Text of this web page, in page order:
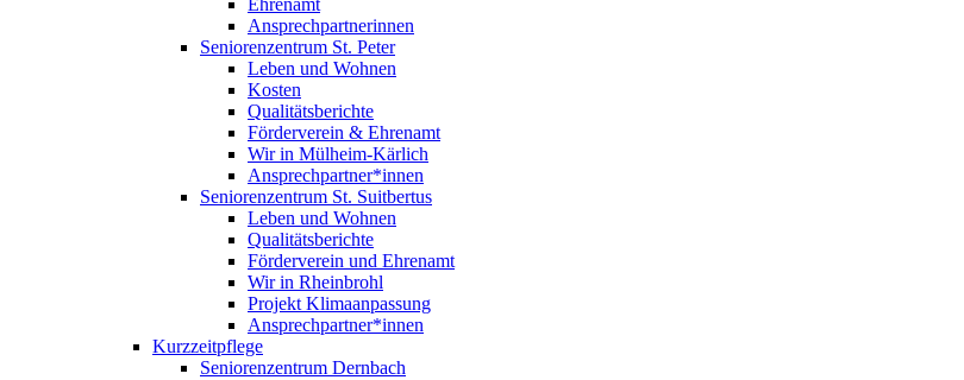
Ehrenamt
Ansprechpartnerinnen
Seniorenzentrum St. Peter
Leben und Wohnen
Kosten
Qualitätsberichte
Förderverein & Ehrenamt
Wir in Mülheim-Kärlich
Ansprechpartner*innen
Seniorenzentrum St. Suitbertus
Leben und Wohnen
Qualitätsberichte
Förderverein und Ehrenamt
Wir in Rheinbrohl
Projekt Klimaanpassung
Ansprechpartner*innen
Kurzzeitpflege
Seniorenzentrum Dernbach